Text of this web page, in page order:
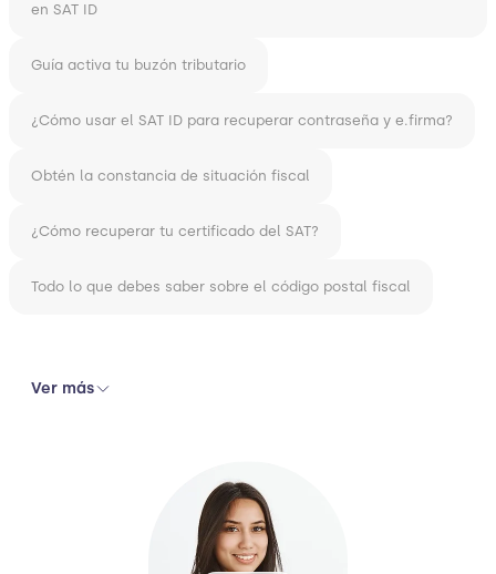
en SAT ID
Guía activa tu buzón tributario
¿Cómo usar el SAT ID para recuperar contraseña y e.firma?
Obtén la constancia de situación fiscal
¿Cómo recuperar tu certificado del SAT?
Todo lo que debes saber sobre el código postal fiscal
Ver más